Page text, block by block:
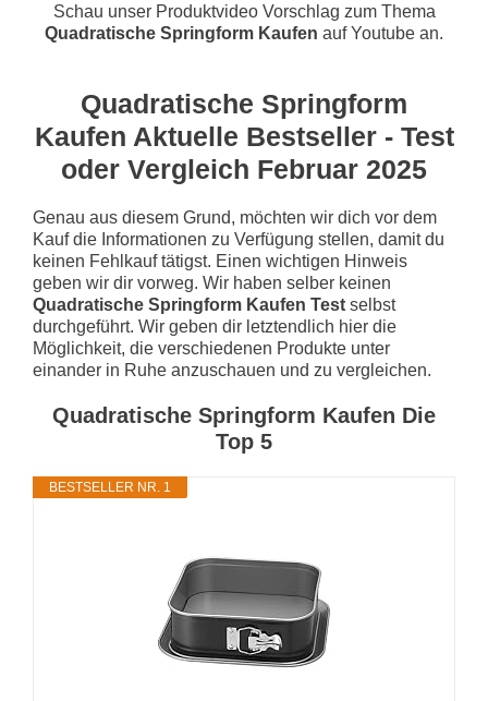
Schau unser Produktvideo Vorschlag zum Thema
Quadratische Springform Kaufen auf Youtube an.
Quadratische Springform
Kaufen Aktuelle Bestseller - Test
oder Vergleich Februar 2025
Genau aus diesem Grund, möchten wir dich vor dem
Kauf die Informationen zu Verfügung stellen, damit du
keinen Fehlkauf tätigst. Einen wichtigen Hinweis
geben wir dir vorweg. Wir haben selber keinen
Quadratische Springform Kaufen Test selbst
durchgeführt. Wir geben dir letztendlich hier die
Möglichkeit, die verschiedenen Produkte unter
einander in Ruhe anzuschauen und zu vergleichen.
Quadratische Springform Kaufen Die
Top 5
BESTSELLER NR. 1